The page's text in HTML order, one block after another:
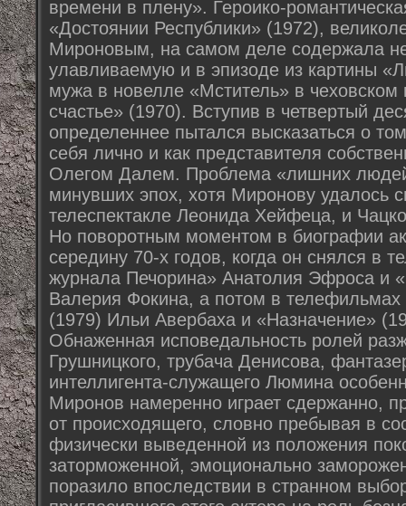
времени в плену». Героико-
«Достоянии Республики» (1972),
Мироновым, на самом деле содержала
улавливаемую и в эпизоде из картины
мужа в новелле «Мститель» в
счастье» (1970). Вступив в четвертый
определеннее пытался высказаться о
себя лично и как представителя
Олегом Далем. Проблема «лишних
минувших эпох, хотя Миронову удалось
телеспектакле Леонида Хейфеца, и
Но поворотным моментом в биографии
середину 70-х годов, когда он снялся в
журнала Печорина» Анатолия Эфроса и
Валерия Фокина, а потом в телефильмах
(1979) Ильи Авербаха и «Назначение»
Обнаженная исповедальность ролей
Грушницкого, трубача Денисова,
интеллигента-служащего Люмина
Миронов намеренно играет сдержанно,
от происходящего, словно пребывая в
физически выведенной из положения
заторможенной, эмоционально
поразило впоследствии в странном